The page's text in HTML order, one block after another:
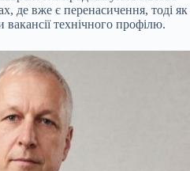
де вже є перенасичення, тоді як
технічного профілю.